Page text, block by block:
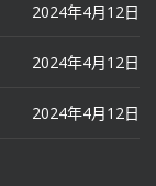
2024年4月12日
2024年4月12日
2024年4月12日